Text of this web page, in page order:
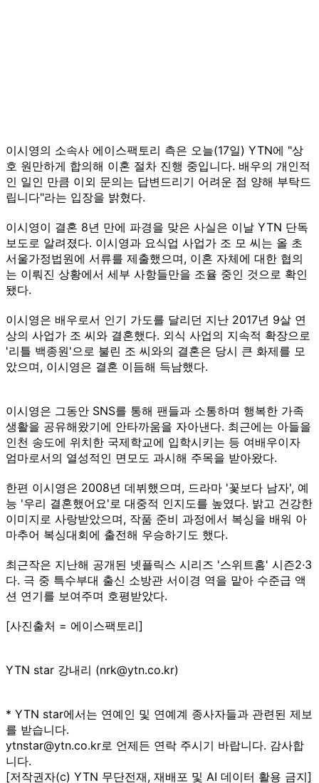
이시영의 소속사 에이스팩토리 측은 오늘(17일) YTN에 "상
호 원만하게 합의해 이혼 절차 진행 중입니다. 배우의 개인적
인 일인 만큼 이외 문의는 답변드리기 어려운 점 양해 부탁드
립니다"라는 입장을 밝혔다.
이시영이 결혼 8년 만에 파경을 맞은 사실은 이날 YTN 단독
보도로 알려졌다. 이시영과 요식업 사업가 조 모 씨는 올 초
서울가정법원에 서류를 제출했으며, 이혼 자체에 대한 협의
는 이뤄진 상황에서 세부 사항들만을 조율 중인 것으로 확인
됐다.
이시영은 배우로서 인기 가도를 달리던 지난 2017년 9살 연
상의 사업가 조 씨와 결혼했다. 외식 사업의 지속적 확장으로
'리틀 백종원'으로 불린 조 씨와의 결혼은 당시 큰 화제를 모
았으며, 이시영은 결혼 이듬해 득남했다.
이시영은 그동안 SNS를 통해 팬들과 소통하며 행복한 가족
생활을 공유해왔기에 안타까움을 자아낸다. 최근에는 아들을
인천 송도에 위치한 국제학교에 입학시키는 등 여배우이자
엄마로서의 열성적인 면모도 과시해 주목을 받아왔다.
한편 이시영은 2008년 데뷔했으며, 드라마 '꽃보다 남자', 예
능 '우리 결혼했어요'로 대중적 인지도를 높였다. 밝고 건강한
이미지로 사랑받았으며, 작품 준비 과정에서 복싱을 배워 아
마추어 복싱대회에 출전해 우승하기도 했다.
최근작은 지난해 공개된 넷플릭스 시리즈 '스위트홈' 시즌2·3
다. 극 중 특수부대 출신 소방관 서이경 역을 맡아 수준급 액
션 연기를 보여주며 호평받았다.
[사진출처 = 에이스팩토리]
YTN star 강내리 (nrk@ytn.co.kr)
* YTN star에서는 연예인 및 연예계 종사자들과 관련된 제보
를 받습니다.
ytnstar@ytn.co.kr로 언제든 연락 주시기 바랍니다. 감사합
니다.
[저작권자(c) YTN 무단전재, 재배포 및 AI 데이터 활용 금지]